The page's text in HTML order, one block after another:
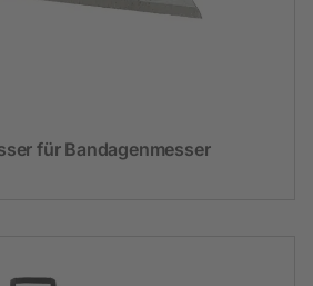
für Bandagenmesser